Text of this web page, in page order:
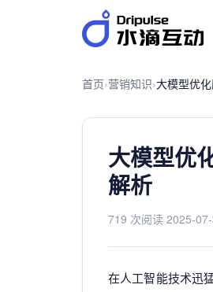
首页›营销知识›大模型优
大模型优
解析
719 次阅读 2025-
在人工智能技术迅